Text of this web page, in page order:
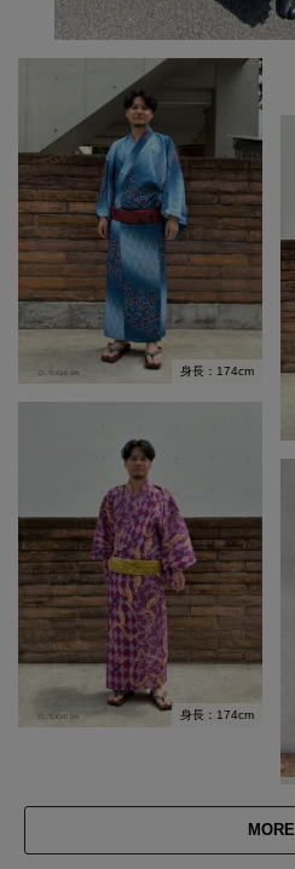
身長：174cm
身長：174cm
MORE